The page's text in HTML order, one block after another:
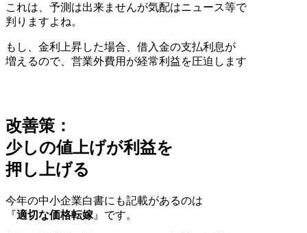
これは、予測は出来ませんが気配はニュース等で
判りますよね。
もし、金利上昇した場合、借入金の支払利息が
増えるので、営業外費用が経常利益を圧迫します
改善策：
少しの値上げが利益を
押し上げる
今年の中小企業白書にも記載があるのは
『適切な価格転嫁 』です。